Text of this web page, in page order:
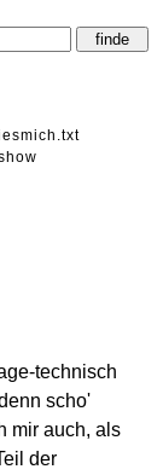
technisch
scho'
mir auch, als
der